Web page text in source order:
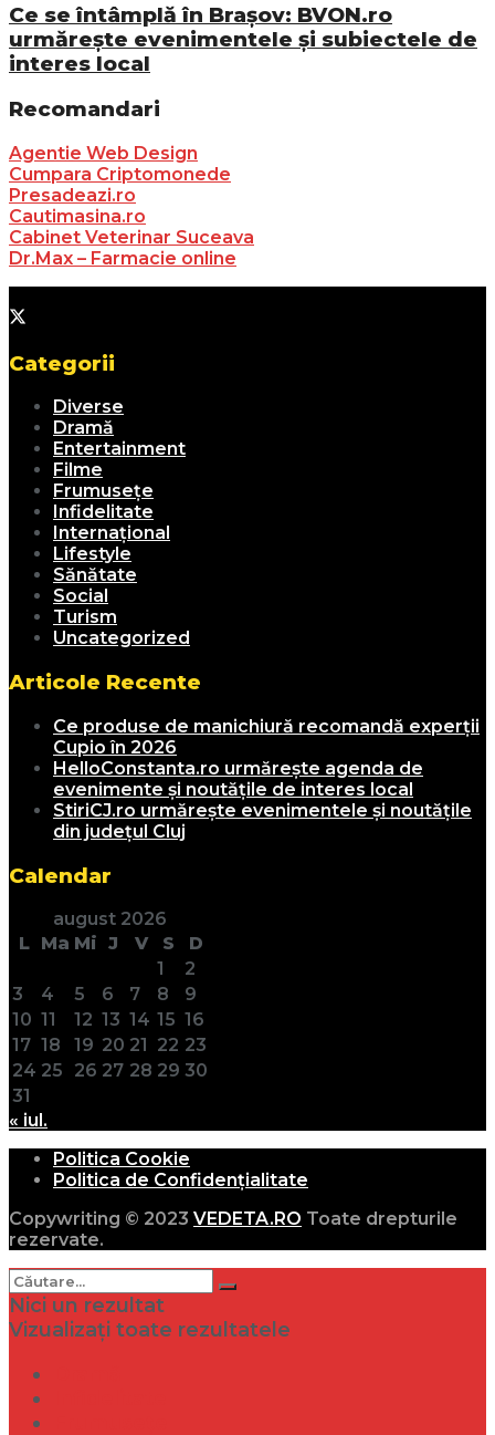
Ce se întâmplă în Brașov: BVON.ro
urmărește evenimentele și subiectele de
interes local
Recomandari
Agentie Web Design
Cumpara Criptomonede
Presadeazi.ro
Cautimasina.ro
Cabinet Veterinar Suceava
Dr.Max – Farmacie online
Categorii
Diverse
Dramă
Entertainment
Filme
Frumusețe
Infidelitate
Internațional
Lifestyle
Sănătate
Social
Turism
Uncategorized
Articole Recente
Ce produse de manichiură recomandă experții
Cupio în 2026
HelloConstanta.ro urmărește agenda de
evenimente și noutățile de interes local
StiriCJ.ro urmărește evenimentele și noutățile
din județul Cluj
Calendar
august 2026
L Ma Mi J V S
D
1
2
3
4 5 6 7 8
9
10 11 12 13 14 15 16
17 18 19 20 21 22 23
24 25 26 27 28 29 30
31
« iul.
Politica Cookie
Politica de Confidențialitate
Copywriting © 2023 VEDETA.RO Toate drepturile
rezervate.
Nici un rezultat
Vizualizați toate rezultatele